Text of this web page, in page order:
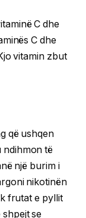
C dhe
C dhe
vitamin zbut
që ushqen
ndihmon të
një burim i
nikotinën
frutat e pyllit
shpejt se